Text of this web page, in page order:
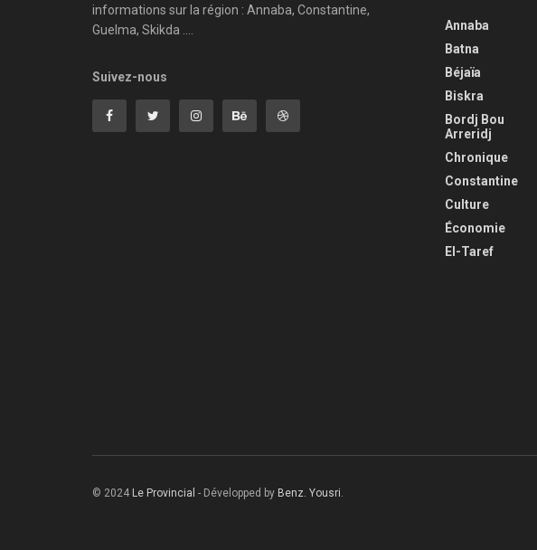
informations sur la région : Annaba, Constantine,
Guelma, Skikda ....
Suivez-nous
Annaba
Batna
Béjaïa
Biskra
Bordj Bou
Arreridj
Chronique
Constantine
Culture
Économie
El-Taref
© 2024 Le Provincial - Développed by Benz. Yousri